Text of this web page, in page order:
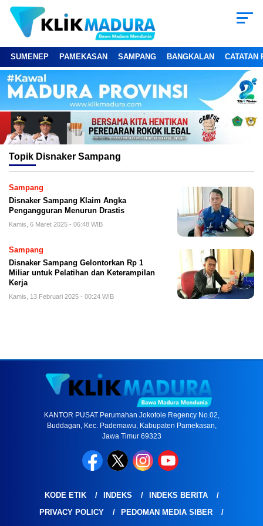
SUMENEP PAMEKASAN SAMPANG BANGKALAN CATATAN
Topik Disnaker Sampang
Sampang
Disnaker Sampang Klaim Angka
Pengangguran Menurun Drastis
Kamis, 6 Maret 2025 - 06:48 WIB
Sampang
Disnaker Sampang Gelontorkan Rp 1
Miliar untuk Pelatihan dan Keterampilan
Kerja
Kamis, 13 Februari 2025 - 00:24 WIB
KANTOR PUSAT Perumahan Jokotole Regency No.02,
Buddagan, Kec. Pademawu, Kabupaten Pamekasan,
Jawa Timur 69323
KODE ETIK INDEKS
INDEKS BERITA
PRIVACY POLICY
PEDOMAN MEDIA SIBER